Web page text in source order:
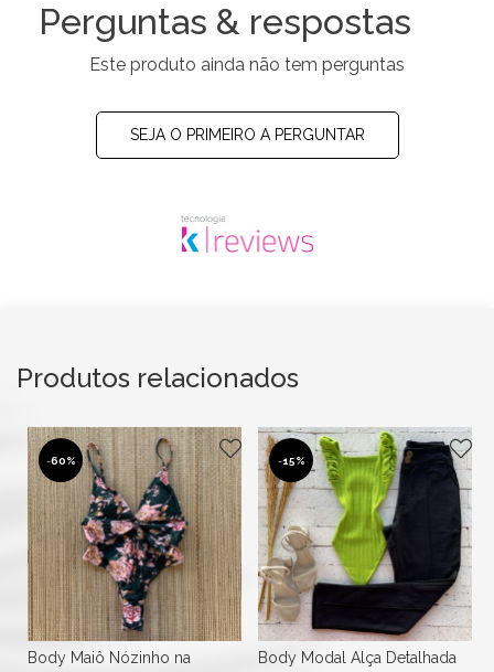
Perguntas & respostas
Este produto ainda não tem perguntas
SEJA O PRIMEIRO A PERGUNTAR
Produtos relacionados
-60%
Body Maiô Nózinho na
-15%
Body Modal Alça Detalhada